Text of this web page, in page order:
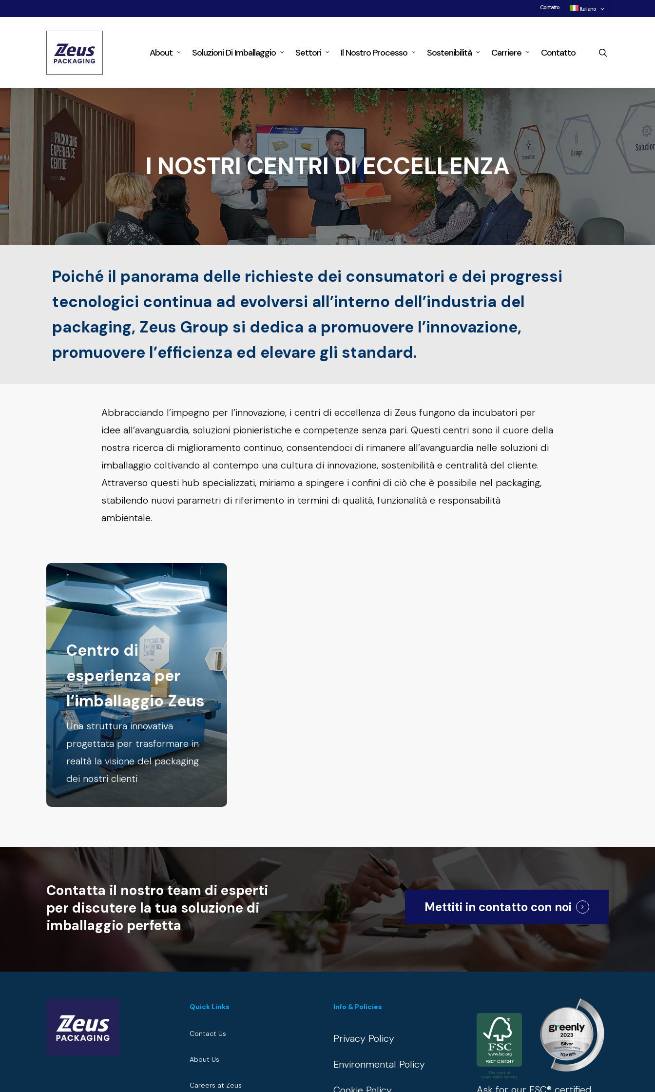
Contatto Italiano
About Soluzioni Di Imballaggio Settori Il Nostro Processo Sostenibilità Carriere Contatto
I NOSTRI CENTRI DI ECCELLENZA
Poiché il panorama delle richieste dei consumatori e dei progressi
tecnologici continua ad evolversi all’interno dell’industria del
packaging, Zeus Group si dedica a promuovere l’innovazione,
promuovere l’efficienza ed elevare gli standard.
Abbracciando l’impegno per l’innovazione, i centri di eccellenza di Zeus fungono da incubatori per
idee all’avanguardia, soluzioni pionieristiche e competenze senza pari. Questi centri sono il cuore della
nostra ricerca di miglioramento continuo, consentendoci di rimanere all’avanguardia nelle soluzioni di
imballaggio coltivando al contempo una cultura di innovazione, sostenibilità e centralità del cliente.
Attraverso questi hub specializzati, miriamo a spingere i confini di ciò che è possibile nel packaging,
stabilendo nuovi parametri di riferimento in termini di qualità, funzionalità e responsabilità
ambientale.
Centro di
esperienza per
l’imballaggio Zeus
Una struttura innovativa
progettata per trasformare in
realtà la visione del packaging
dei nostri clienti
Contatta il nostroteam di esperti
per discutere la tua soluzionedi
imballaggio perfetta
Mettiti in contatto con noi
Quick Links
Contact Us
About Us
Careers at Zeus
Info & Policies
Privacy Policy
Environmental Policy
Ask for our FSC® certified